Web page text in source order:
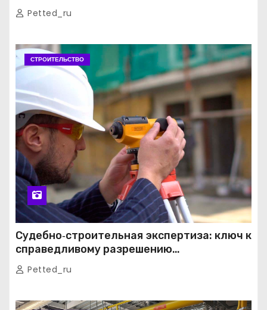
Petted_ru
СТРОИТЕЛЬСТВО
Судебно‑строительная экспертиза: ключ к
справедливому разрешению
строительных споров
Petted_ru